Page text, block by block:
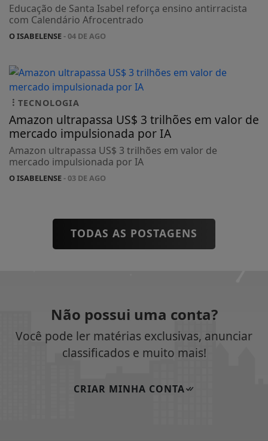
Educação de Santa Isabel reforça ensino antirracista
com Calendário Afrocentrado
O ISABELENSE- 04 DE AGO
TECNOLOGIA
Amazon ultrapassa US$ 3 trilhões em valor de
mercado impulsionada por IA
Amazon ultrapassa US$ 3 trilhões em valor de
mercado impulsionada por IA
O ISABELENSE- 03 DE AGO
TODAS AS POSTAGENS
Não possui uma conta?
Você pode ler matérias exclusivas, anunciar
classificados e muito mais!
CRIAR MINHA CONTA